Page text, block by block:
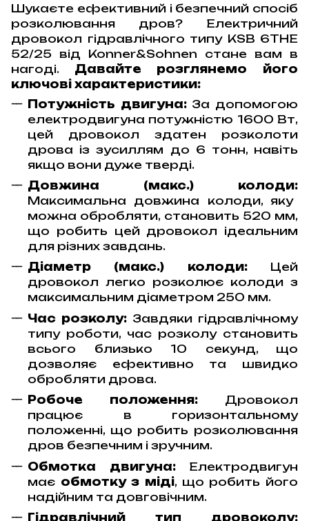
Шукаєте ефективний і безпечний спосіб
розколювання дров? Електричний
дровокол гідравлічного типу KSB 6THE
52/25 від Konner&Sohnen стане вам в
нагоді. Давайте розглянемо його
ключові характеристики:
Потужність двигуна:За допомогою
електродвигуна потужністю 1600 Вт,
цей дровокол здатен розколоти
дрова із зусиллям до 6 тонн, навіть
якщо вони дуже тверді.
Довжина (макс.) колоди:
Максимальна довжина колоди, яку
можна обробляти, становить 520 мм,
що робить цей дровокол ідеальним
для різних завдань.
Діаметр (макс.) колоди:Цей
дровокол легко розколює колоди з
максимальним діаметром 250 мм.
Час розколу: Завдяки гідравлічному
типу роботи, час розколу становить
всього близько 10 секунд, що
дозволяє ефективно та швидко
обробляти дрова.
Робоче положення: Дровокол
працює в горизонтальному
положенні, що робить розколювання
дров безпечним і зручним.
Обмотка двигуна:Електродвигун
має обмотку з міді, що робить його
надійним та довговічним.
Гідравлічний тип дровоколу: